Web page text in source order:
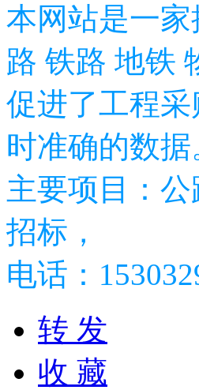
本网站是一
路 铁路 地铁
促进了工程
时准确的数据
主要项目：
招标，
电话：
转 发
收 藏